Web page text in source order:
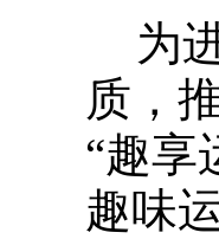
为
质，
“趣享
趣味